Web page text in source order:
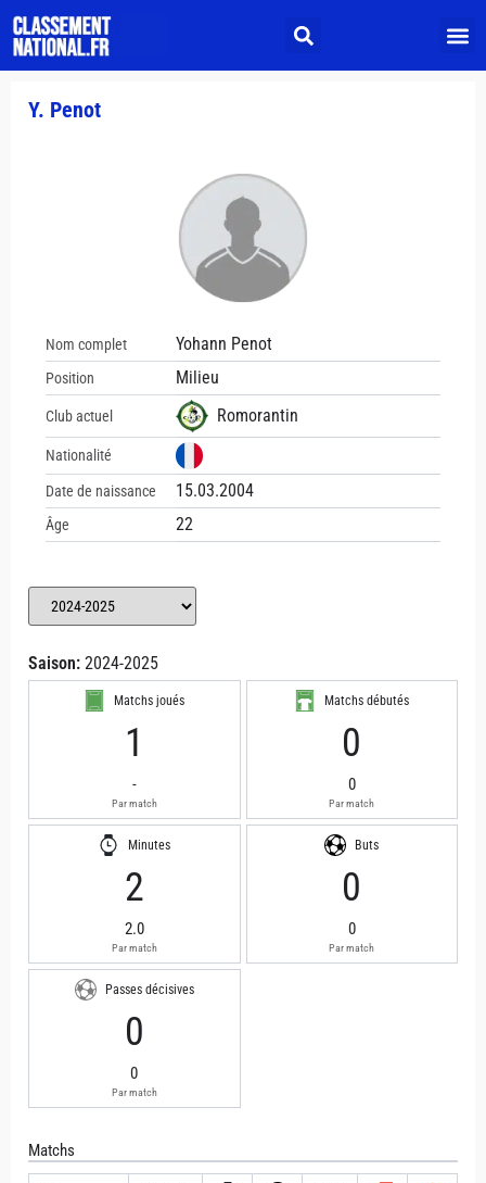
Y. Penot
Nom complet Yohann Penot
Position Milieu
Club actuel Romorantin
Nationalité
Date de naissance 15.03.2004
Âge 22
Saison: 2024-2025
Matchs joués
1
-
Par match
Matchs débutés
0
0
Par match
Minutes
2
2.0
Par match
Buts
0
0
Par match
Passes décisives
0
0
Par match
Matchs